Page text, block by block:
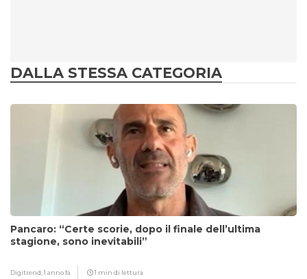
DALLA STESSA CATEGORIA
Pancaro: “Certe scorie, dopo il finale dell’ultima
stagione, sono inevitabili”
Digitrend,1 anno fa 1 min di lettura